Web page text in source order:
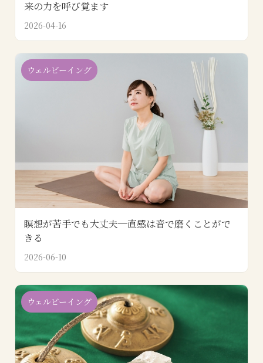
来の力を呼び覚ます
2026-04-16
ウェルビーイング
瞑想が苦手でも大丈夫─直感は音で磨くことがで
きる
2026-06-10
ウェルビーイング